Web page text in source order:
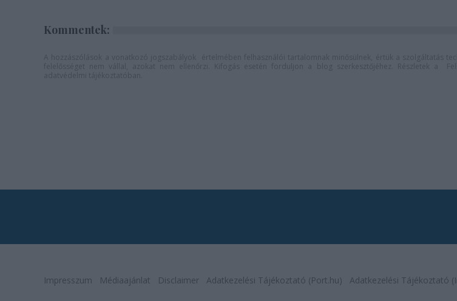
Kommentek:
Impresszum Médiaajánlat Disclaimer Adatkezelési Tájékoztató (Port.hu) Adatkezelési Tájékoztató